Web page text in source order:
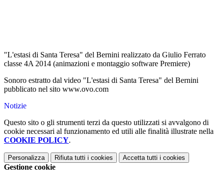
"L'estasi di Santa Teresa" del Bernini realizzato da Giulio Ferrato
classe 4A 2014 (animazioni e montaggio software Premiere)
Sonoro estratto dal video "L'estasi di Santa Teresa" del Bernini
pubblicato nel sito www.ovo.com
Notizie
Questo sito o gli strumenti terzi da questo utilizzati si avvalgono di
cookie necessari al funzionamento ed utili alle finalità illustrate nella
COOKIE POLICY.
Personalizza Rifiuta tutti i cookies Accetta tutti i cookies
Gestione cookie